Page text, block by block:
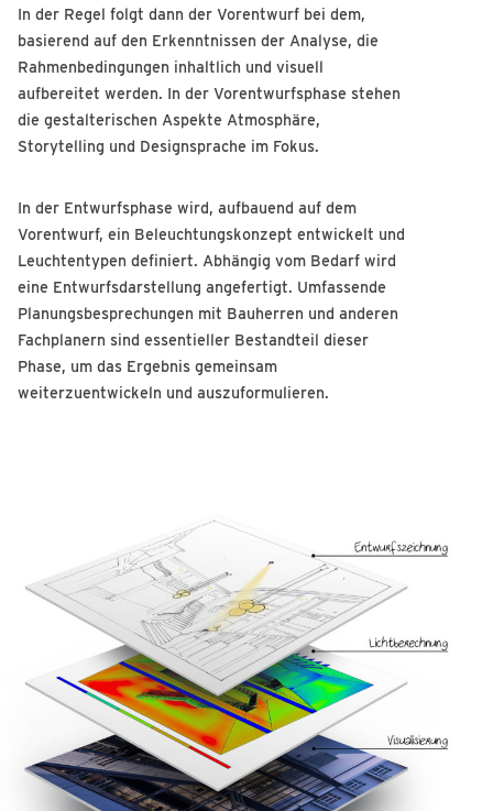
In der Regel folgt dann der Vorentwurf bei dem,
basierend auf den Erkenntnissen der Analyse, die
Rahmenbedingungen inhaltlich und visuell
aufbereitet werden. In der Vorentwurfsphase stehen
die gestalterischen Aspekte Atmosphäre,
Storytelling und Designsprache im Fokus.
In der Entwurfsphase wird, aufbauend auf dem
Vorentwurf, ein Beleuchtungskonzept entwickelt und
Leuchtentypen definiert. Abhängig vom Bedarf wird
eine Entwurfsdarstellung angefertigt. Umfassende
Planungsbesprechungen mit Bauherren und anderen
Fachplanern sind essentieller Bestandteil dieser
Phase, um das Ergebnis gemeinsam
weiterzuentwickeln und auszuformulieren.